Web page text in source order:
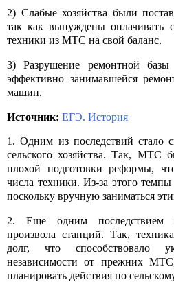
2) Слабые хозяйства были
так как вынуждены оплачивать
техники из МТС на свой баланс.
3) Разрушение ремонтной
эффективно занимавшейся
машин.
Источник: ЕГЭ. История
1. Одним из последствий стало
сельского хозяйства. Так, МТС
плохой подготовки реформы,
числа техники. Из-за этого темпы
поскольку вручную заниматься
2. Еще одним последствием
произвола станций. Так,
долг, что способствовало
независимости от прежних
планировать действия по